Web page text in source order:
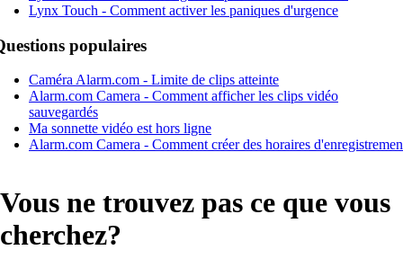
Lynx Touch - Comment activer les paniques d'urgence
populaires
Caméra Alarm.com - Limite de clips atteinte
Alarm.com Camera - Comment afficher les clips vidéo
sauvegardés
Ma sonnette vidéo est hors ligne
Alarm.com Camera - Comment créer des horaires
Vous ne trouvez pas ce que vous
cherchez?